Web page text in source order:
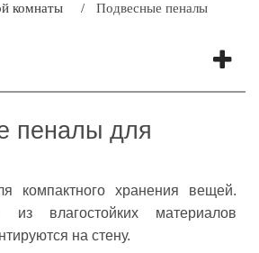
КОМНАТЫ
комнаты
Подвесные пеналы
пеналы для
компактного хранения вещей.
из влагостойких материалов
на стену.